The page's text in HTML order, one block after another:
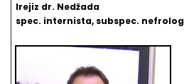
Irejiz dr. Nedžada
spec. internista, subspec. nefrolog